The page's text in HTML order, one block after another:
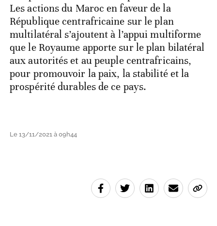
Les actions du Maroc en faveur de la
République centrafricaine sur le plan
multilatéral s’ajoutent à l’appui multiforme
que le Royaume apporte sur le plan bilatéral
aux autorités et au peuple centrafricains,
pour promouvoir la paix, la stabilité et la
prospérité durables de ce pays.
Le 13/11/2021 à 09h44